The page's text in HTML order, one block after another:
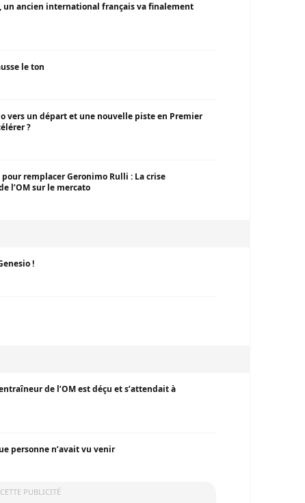
un ancien international français va finalement
le ton
vers un départ et une nouvelle piste en Premier
?
remplacer Geronimo Rulli : La crise
l’OM sur le mercato
!
de l’OM est déçu et s’attendait à
personne n’avait vu venir
PUBLICITÉ